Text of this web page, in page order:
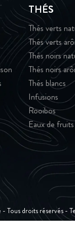
THÉS
Thés verts
Thés verts
Thés noirs
Thés noirs
Thés blancs
Infusions
Rooibos
Eaux de fruits
Tous droits réservés -